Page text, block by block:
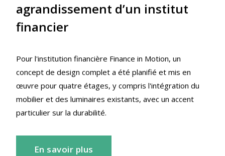
agrandissement d’un institut
financier
Pour l'institution financière Finance in Motion, un
concept de design complet a été planifié et mis en
œuvre pour quatre étages, y compris l'intégration du
mobilier et des luminaires existants, avec un accent
particulier sur la durabilité.
En savoir plus